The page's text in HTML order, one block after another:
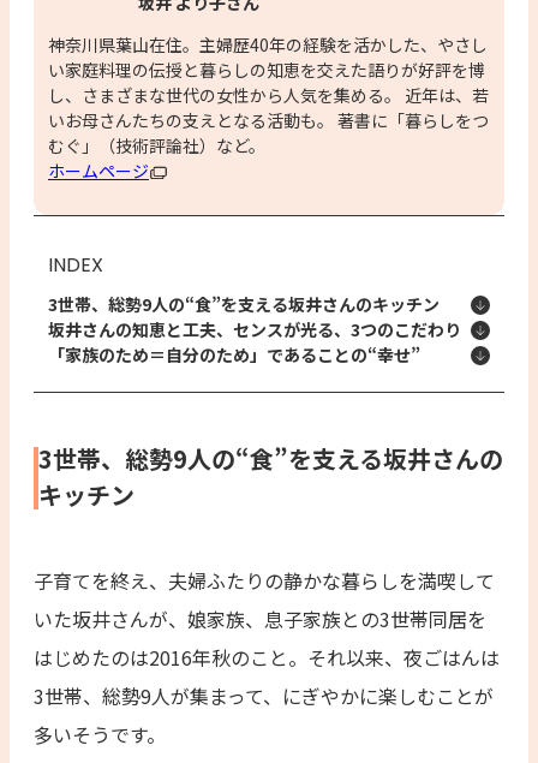
神奈川県葉山在住。主婦歴40年の経験を活かした、やさし
い家庭料理の伝授と暮らしの知恵を交えた語りが好評を博
し、さまざまな世代の女性から人気を集める。 近年は、若
いお母さんたちの支えとなる活動も。 著書に「暮らしをつ
むぐ」（技術評論社）など。
ホームページ
INDEX
3世帯、総勢9人の“食”を支える坂井さんのキッチン
坂井さんの知恵と工夫、センスが光る、3つのこだわり
「家族のため＝自分のため」であることの“幸せ”
3世帯、総勢9人の“食”を支える坂井さんの
キッチン
子育てを終え、夫婦ふたりの静かな暮らしを満喫して
いた坂井さんが、娘家族、息子家族との3世帯同居を
はじめたのは2016年秋のこと。それ以来、夜ごはんは
3世帯、総勢9人が集まって、にぎやかに楽しむことが
多いそうです。